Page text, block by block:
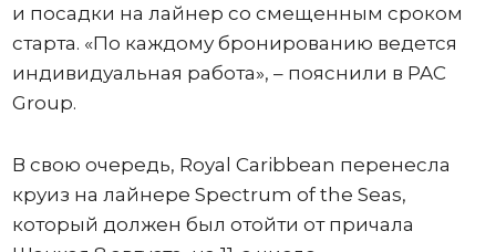
и посадки на лайнер со смещенным сроком
старта. «По каждому бронированию ведется
индивидуальная работа», – пояснили в PAC
Group.
В свою очередь, Royal Caribbean перенесла
круиз на лайнере Spectrum of the Seas,
который должен был отойти от причала